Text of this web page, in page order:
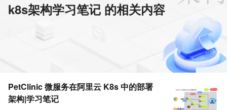
k8s架构学习笔记 的相关内容
PetClinic 微服务在阿里云 K8s 中的部署
架构|学习笔记